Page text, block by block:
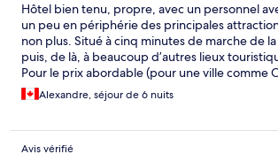
Hôtel bien tenu, propre, avec un personnel
un peu en périphérie des principales
non plus. Situé à cinq minutes de marche de
puis, de là, à beaucoup d’autres lieux
Pour le prix abordable (pour une ville comme
été satisfait.
Alexandre, séjour de 6 nuits
Avis vérifié